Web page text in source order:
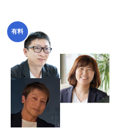
2025年
度
有料